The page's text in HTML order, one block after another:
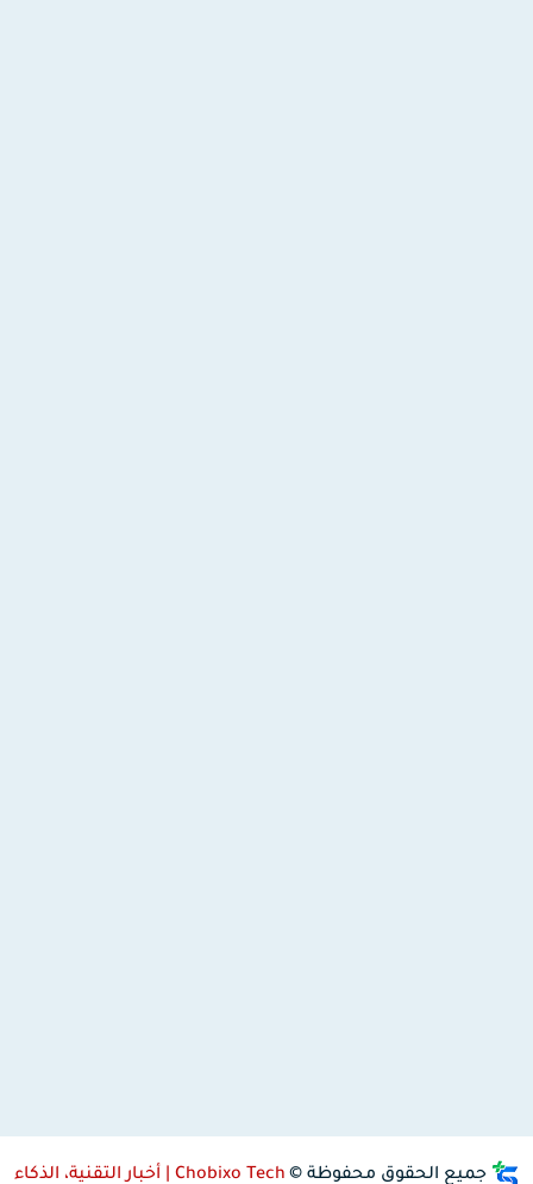
جميع الحقوق محفوظة © Chobixo Tech | أخبار التقنية، الذكاء